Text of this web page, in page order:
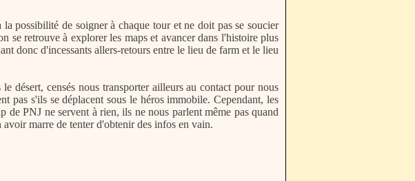
possibilité de soigner à chaque tour et ne doit pas se soucier
se retrouve à explorer les maps et avancer dans l'histoire plus
donc d'incessants allers-retours entre le lieu de farm et le lieu
désert, censés nous transporter ailleurs au contact pour nous
pas s'ils se déplacent sous le héros immobile. Cependant, les
PNJ ne servent à rien, ils ne nous parlent même pas quand
marre de tenter d'obtenir des infos en vain.